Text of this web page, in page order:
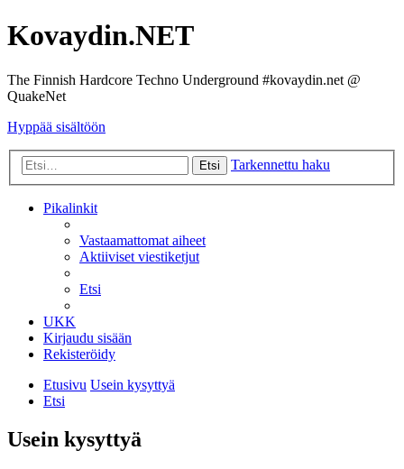
Kovaydin.NET
The Finnish Hardcore Techno Underground #kovaydin.net @
QuakeNet
Hyppää sisältöön
Etsi Tarkennettu haku
Pikalinkit
Vastaamattomat aiheet
Aktiiviset viestiketjut
Etsi
UKK
Kirjaudu sisään
Rekisteröidy
Etusivu Usein kysyttyä
Etsi
Usein kysyttyä